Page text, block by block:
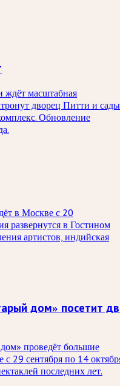
масштабная
дворец Питти и сады
Обновление
в Москве с 20
развернутся в Гостином
артистов, индийская
дом» посетит
проведёт большие
29 сентября по 14
последних лет.